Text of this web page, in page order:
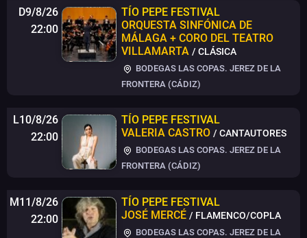
D9/8/26
22:00
TÍO PEPE FESTIVAL
ORQUESTA SINFÓNICA DE
MÁLAGA + CORO DEL TEATRO
VILLAMARTA / CLÁSICA
BODEGAS LAS COPAS. JEREZ DE LA
FRONTERA (CÁDIZ)
L10/8/26
22:00
TÍO PEPE FESTIVAL
VALERIA CASTRO / CANTAUTORES
BODEGAS LAS COPAS. JEREZ DE LA
FRONTERA (CÁDIZ)
M11/8/26
22:00
TÍO PEPE FESTIVAL
JOSÉ MERCÉ / FLAMENCO/COPLA
BODEGAS LAS COPAS. JEREZ DE LA